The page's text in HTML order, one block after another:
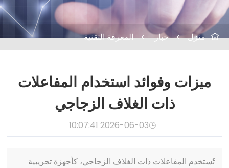
 منزل > خبار > المعرفة التقنية
ميزات وفوائد استخدام المفاعلات
ذات الغلاف الزجاجي

2026-06-03 10:07:41
تُستخدم المفاعلات ذات الغلاف الزجاجي، كأجهزة تجريبية